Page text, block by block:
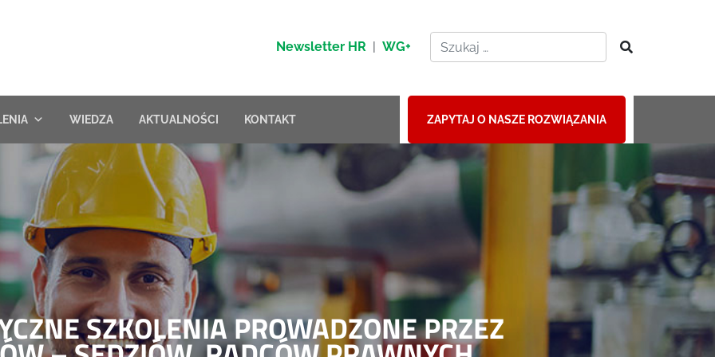
Newsletter HR | WG+
WIEDZA AKTUALNOŚCI KONTAKT ZAPYTAJ O NASZE ROZWIĄZANIA
SZKOLENIA PROWADZONE PRZEZ